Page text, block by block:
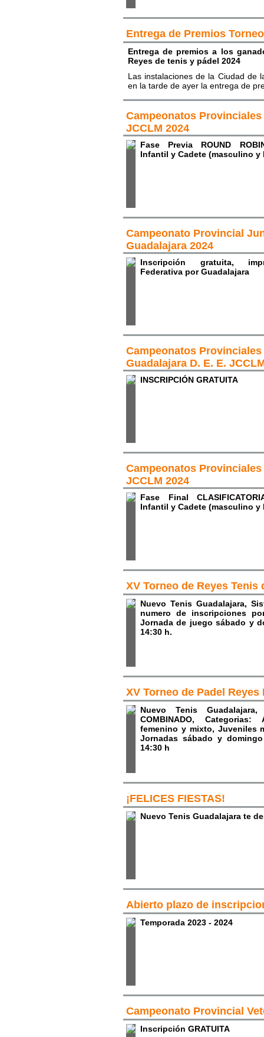
Entrega de Premios
Entrega de premios a los
Reyes de tenis y pádel 2024
Las instalaciones de la Ciudad de
en la tarde de ayer la entrega de
Campeonatos Provinciales
JCCLM 2024
Fase Previa ROUND
Infantil y Cadete (masculino y
Campeonato Provincial
Guadalajara 2024
Inscripción gratuita,
Federativa por Guadalajara
Campeonatos Provinciales
Guadalajara D. E. E.
INSCRIPCIÓN GRATUITA
Campeonatos Provinciales
JCCLM 2024
Fase Final
Infantil y Cadete (masculino y
XV Torneo de Reyes Tenis
Nuevo Tenis Guadalajara,
numero de inscripciones
Jornada de juego sábado y
14:30 h.
XV Torneo de Padel Reyes
Nuevo Tenis
COMBINADO, Categorias:
femenino y mixto, Juveniles
Jornadas sábado y
14:30 h
¡FELICES FIESTAS!
Nuevo Tenis Guadalajara te
Abierto plazo de
Temporada 2023 - 2024
Campeonato Provincial
Inscripción GRATUITA